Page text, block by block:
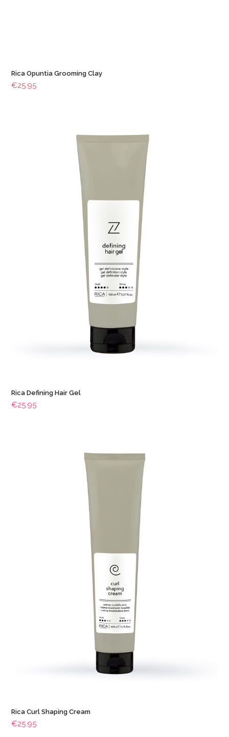
Rica Opuntia Grooming Clay
€25.95
Rica Defining Hair Gel
€25.95
Rica Curl Shaping Cream
€25.95